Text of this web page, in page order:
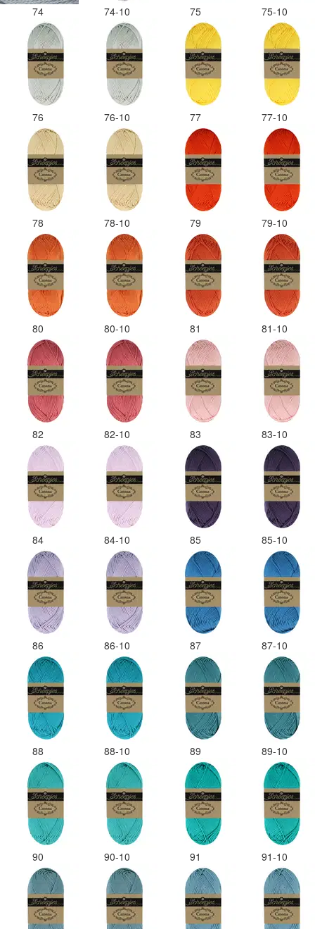
74 74-10 75 75-10
76 76-10 77 77-10
78 78-10 79 79-10
80 80-10 81 81-10
82 82-10 83 83-10
84 84-10 85 85-10
86 86-10 87 87-10
88 88-10 89 89-10
90 90-10 91 91-10